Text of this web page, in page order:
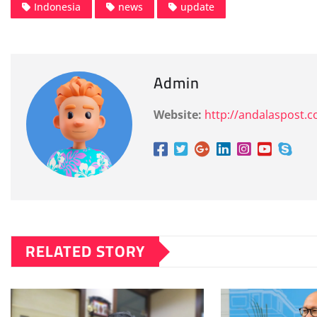
Indonesia news update
Admin
Website: http://
RELATED STORY